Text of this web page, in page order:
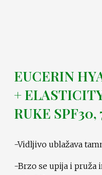
EUCERIN
+
RUKE SPF30,
-Vidljivo ublažava
-Brzo se upija i